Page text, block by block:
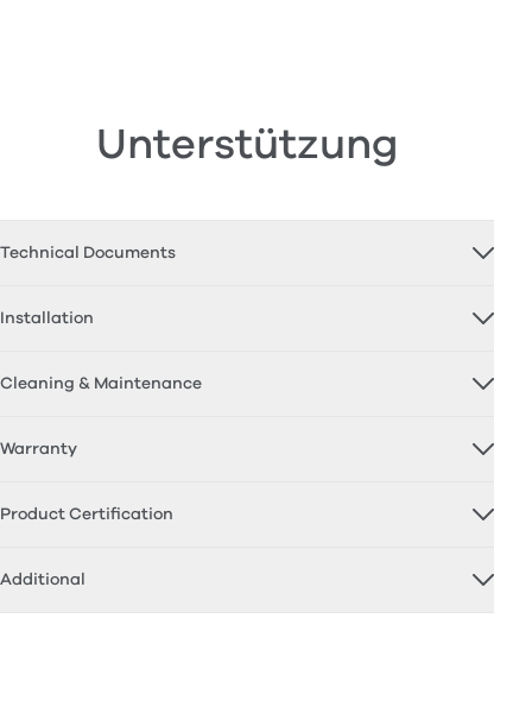
Unterstützung
Technical Documents
Installation
Cleaning & Maintenance
Warranty
Product Certification
Additional